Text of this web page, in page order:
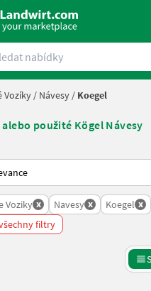
Vozíky / Návesy / Koegel
použité Kögel Návesy
nabídky na Landwirt.com
Voziky x Navesy x Koegel x
filtry